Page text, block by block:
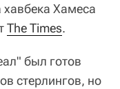
Хамеса
The Times.
был готов
стерлингов, но